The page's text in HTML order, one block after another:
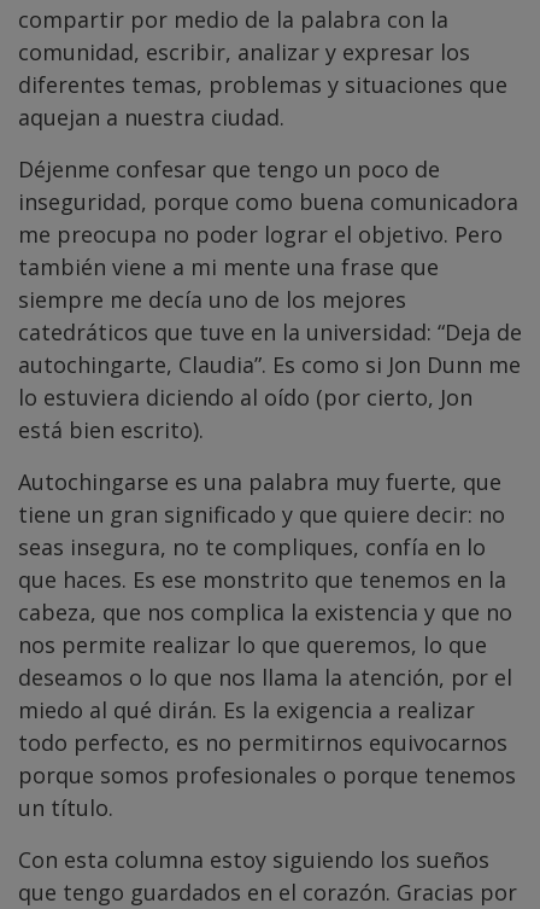
compartir por medio de la palabra con la
comunidad, escribir, analizar y expresar los
diferentes temas, problemas y situaciones que
aquejan a nuestra ciudad.
Déjenme confesar que tengo un poco de
inseguridad, porque como buena comunicadora
me preocupa no poder lograr el objetivo. Pero
también viene a mi mente una frase que
siempre me decía uno de los mejores
catedráticos que tuve en la universidad: “Deja de
autochingarte, Claudia”. Es como si Jon Dunn me
lo estuviera diciendo al oído (por cierto, Jon
está bien escrito).
Autochingarse es una palabra muy fuerte, que
tiene un gran significado y que quiere decir: no
seas insegura, no te compliques, confía en lo
que haces. Es ese monstrito que tenemos en la
cabeza, que nos complica la existencia y que no
nos permite realizar lo que queremos, lo que
deseamos o lo que nos llama la atención, por el
miedo al qué dirán. Es la exigencia a realizar
todo perfecto, es no permitirnos equivocarnos
porque somos profesionales o porque tenemos
un título.
Con esta columna estoy siguiendo los sueños
que tengo guardados en el corazón. Gracias por